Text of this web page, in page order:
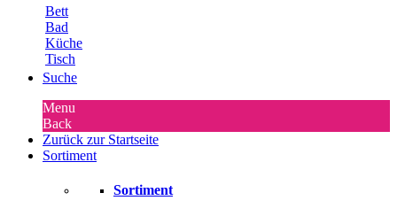
Bett
Bad
Küche
Tisch
Suche
Menu
Back
Zurück zur Startseite
Sortiment
Sortiment